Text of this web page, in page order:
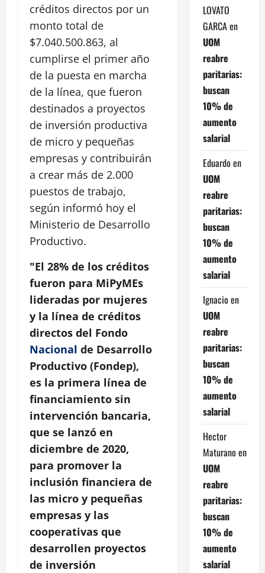
créditos directos por un
monto total de
$7.040.500.863, al
cumplirse el primer año
de la puesta en marcha
de la línea, que fueron
destinados a proyectos
de inversión productiva
de micro y pequeñas
empresas y contribuirán
a crear más de 2.000
puestos de trabajo,
según informó hoy el
Ministerio de Desarrollo
Productivo.
"El 28% de los créditos
fueron para MiPyMEs
lideradas por mujeres
y la línea de créditos
directos del Fondo
Nacional de Desarrollo
Productivo (Fondep),
es la primera línea de
financiamiento sin
intervención bancaria,
que se lanzó en
diciembre de 2020,
para promover la
inclusión financiera de
las micro y pequeñas
empresas y las
cooperativas que
desarrollen proyectos
de inversión
LOVATO
GARCAen
UOM
reabre
paritarias:
buscan
10% de
aumento
salarial
Eduardo en
UOM
reabre
paritarias:
buscan
10% de
aumento
salarial
Ignacio en
UOM
reabre
paritarias:
buscan
10% de
aumento
salarial
Hector
Maturano en
UOM
reabre
paritarias:
buscan
10% de
aumento
salarial